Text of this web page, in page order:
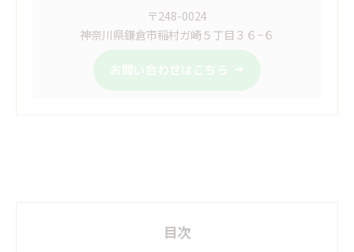
〒248-0024
神奈川県鎌倉市稲村ガ崎５丁目３６−６
お問い合わせはこちら
目次